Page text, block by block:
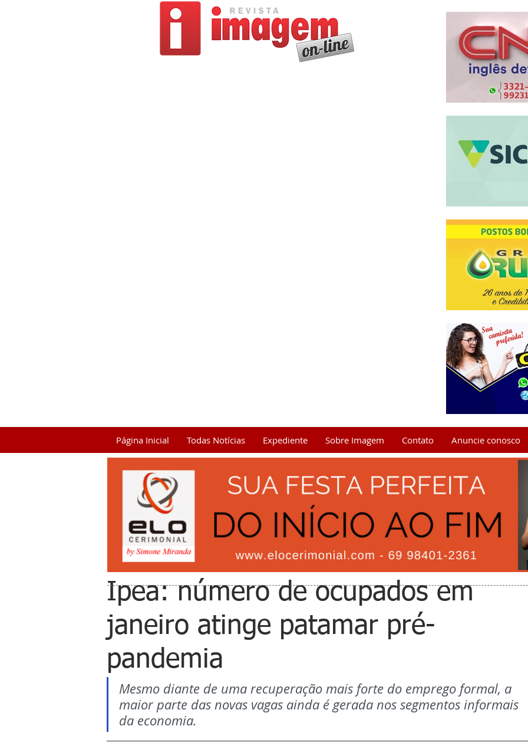
Página Inicial Todas Notícias Expediente Sobre Imagem Contato Anuncie conosco
Ipea: número de ocupados em
janeiro atinge patamar pré-
pandemia
Mesmo diante de uma recuperação mais forte do emprego formal, a
maior parte das novas vagas ainda é gerada nos segmentos informais
da economia.